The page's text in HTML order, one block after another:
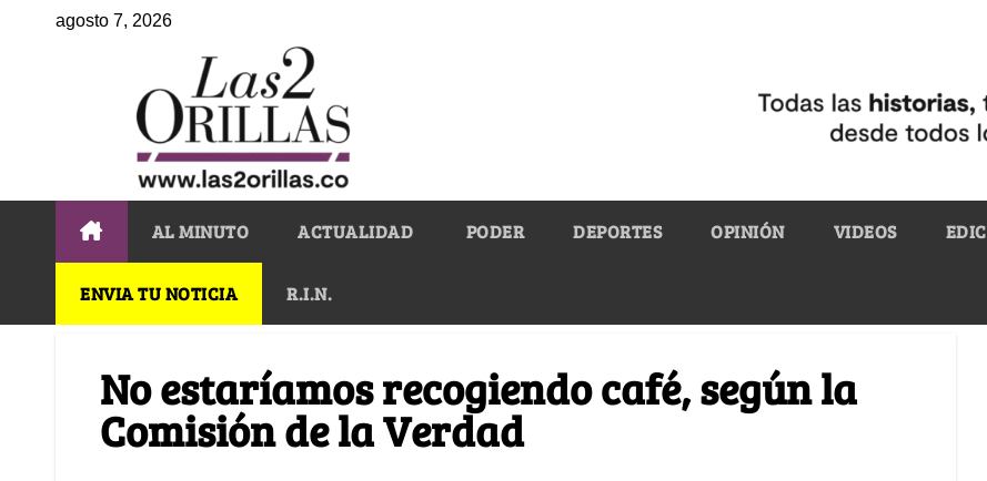
agosto 7, 2026
AL MINUTO ACTUALIDAD PODER DEPORTES OPINIÓN VIDEOS
ENVIA TU NOTICIA R.I.N.
No estaríamos recogiendo café, según la
Comisión de la Verdad